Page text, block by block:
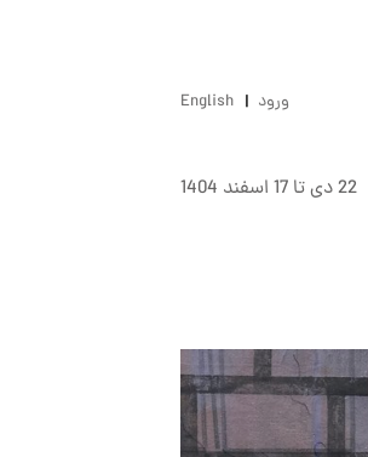
ورود English
22 دى تا 17 اسفند 1404